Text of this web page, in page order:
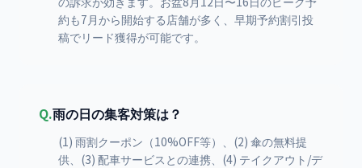
約も7月から開始する店舗が多く、早期予約割引投
稿でリード獲得が可能です。
Q.雨の日の集客対策は？
(1) 雨割クーポン（10%OFF等）、(2) 傘の無料提
供、(3) 配車サービスとの連携、(4) テイクアウト/デ